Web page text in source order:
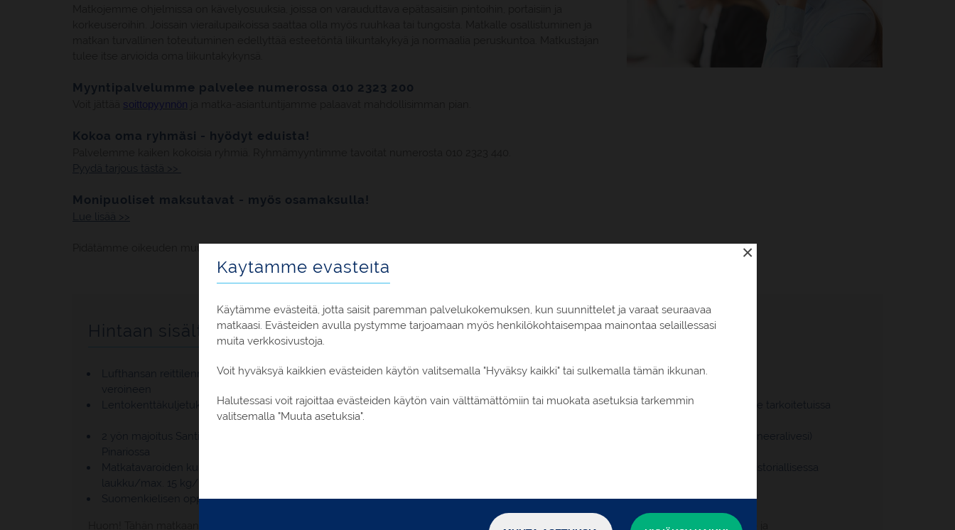
Käytämme evästeitä
Käytämme evästeitä, jotta saisit paremman palvelukokemuksen, kun suunnittelet ja varaat seuraavaa
matkaasi. Evästeiden avulla pystymme tarjoamaan myös henkilökohtaisempaa mainontaa selaillessasi
muita verkkosivustoja.
Voit hyväksyä kaikkien evästeiden käytön valitsemalla "Hyväksy kaikki" tai sulkemalla tämän ikkunan.
Halutessasi voit rajoittaa evästeiden käytön vain välttämättömiin tai muokata asetuksia tarkemmin
valitsemalla "Muuta asetuksia".
×
Myyntipalvelumme palvelee numerossa 010 2323 200
soittopyynnön
Kokoa oma ryhmäsi - hyödyt eduista!
Pyydä tarjous tästä >>
Monipuoliset maksutavat - myös osamaksulla!
Lue lisää >>
Pidätämme oikeuden muutoksiin.
Hintaan sisältyy
Lufthansan reittilennot Helsinki-Frankfurt-Porto-Frankfurt-Helsinki
veroineen
Matkatavara ruumaan 1 x 23 kg/hlö
Lentokenttäkuljetukset kohteessa
6 yön majoitus 2–3 tähden vaatimattomissa, vaeltajille tarkoitetuissa
2 yön majoitus Santiago de Compostelassa Hospederia San Martín
Pinariossa
Hotelliaamiaiset, illallinen 6 iltana (sis. talon viini ja mineeralivesi)
Matkatavaroiden kuljetus vaellusreitin varrella majoituksesta seuraavaan 1
laukku/max. 15 kg/hlö
Opastettu kävelykierros Santiago de Compostelan historiallisessa
Suomenkielisen oppaan palvelut kohteessa
Huom! Tähän matkaan sovelletaan myös Matkapojat Oy:n matkakohtaisia lisä- ja erityisehtoja. Tutustu erityisesti matkan maksu-, muutos- ja